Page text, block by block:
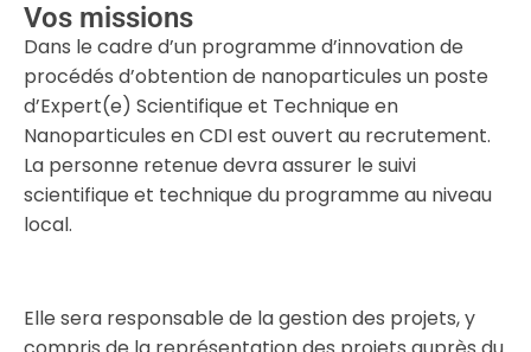
Vos missions
Dans le cadre d’un programme d’innovation de
procédés d’obtention de nanoparticules un poste
d’Expert(e) Scientifique et Technique en
Nanoparticules en CDI est ouvert au recrutement.
La personne retenue devra assurer le suivi
scientifique et technique du programme au niveau
local.
Elle sera responsable de la gestion des projets, y